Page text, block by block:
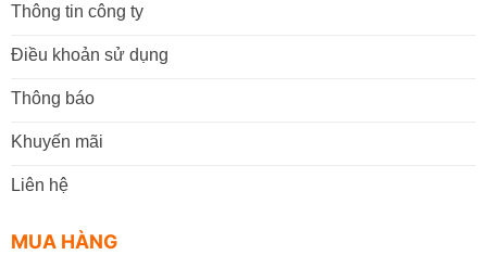
Thông tin công ty
Điều khoản sử dụng
Thông báo
Khuyến mãi
Liên hệ
MUA HÀNG